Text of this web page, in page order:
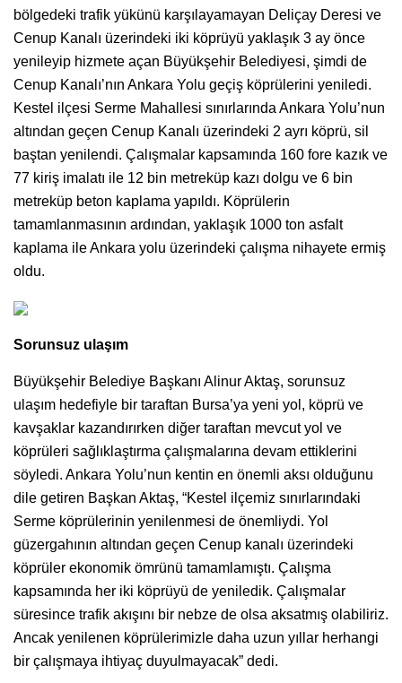
bölgedeki trafik yükünü karşılayamayan Deliçay Deresi ve
Cenup Kanalı üzerindeki iki köprüyü yaklaşık 3 ay önce
yenileyip hizmete açan Büyükşehir Belediyesi, şimdi de
Cenup Kanalı’nın Ankara Yolu geçiş köprülerini yeniledi.
Kestel ilçesi Serme Mahallesi sınırlarında Ankara Yolu’nun
altından geçen Cenup Kanalı üzerindeki 2 ayrı köprü, sil
baştan yenilendi. Çalışmalar kapsamında 160 fore kazık ve
77 kiriş imalatı ile 12 bin metreküp kazı dolgu ve 6 bin
metreküp beton kaplama yapıldı. Köprülerin
tamamlanmasının ardından, yaklaşık 1000 ton asfalt
kaplama ile Ankara yolu üzerindeki çalışma nihayete ermiş
oldu.
Sorunsuz ulaşım
Büyükşehir Belediye Başkanı Alinur Aktaş, sorunsuz
ulaşım hedefiyle bir taraftan Bursa’ya yeni yol, köprü ve
kavşaklar kazandırırken diğer taraftan mevcut yol ve
köprüleri sağlıklaştırma çalışmalarına devam ettiklerini
söyledi. Ankara Yolu’nun kentin en önemli aksı olduğunu
dile getiren Başkan Aktaş, “Kestel ilçemiz sınırlarındaki
Serme köprülerinin yenilenmesi de önemliydi. Yol
güzergahının altından geçen Cenup kanalı üzerindeki
köprüler ekonomik ömrünü tamamlamıştı. Çalışma
kapsamında her iki köprüyü de yeniledik. Çalışmalar
süresince trafik akışını bir nebze de olsa aksatmış olabiliriz.
Ancak yenilenen köprülerimizle daha uzun yıllar herhangi
bir çalışmaya ihtiyaç duyulmayacak” dedi.